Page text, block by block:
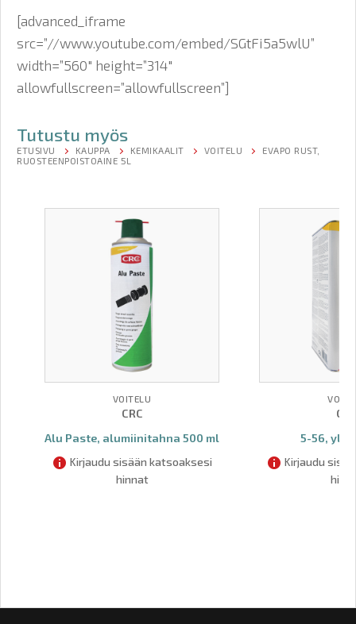
[advanced_iframe
src=”//www.youtube.com/embed/SGtFi5a5wlU”
width=”560″ height=”314″
allowfullscreen=”allowfullscreen”]
Tutustu myös
ETUSIVU KAUPPA KEMIKAALIT VOITELU
EVAPO RUST,
RUOSTEENPOISTOAINE 5L
VOITELU
CRC
Alu Paste, alumiinitahna 500 ml
Kirjaudu sisään katsoaksesi
hinnat
5-56,
Kirjaudu